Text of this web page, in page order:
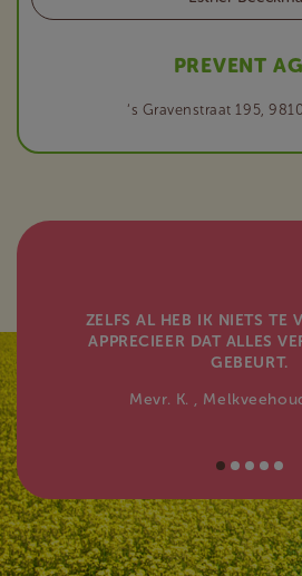
PREVENT
‘s Gravenstraat 195,
ZELFS AL HEB IK NIETS TE
APPRECIEER DAT ALLES
GEBEURT.
Mevr. K. ,